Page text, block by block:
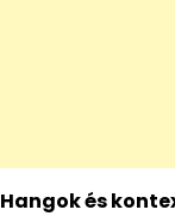
Hangok és